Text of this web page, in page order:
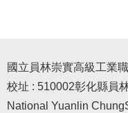
國立員林崇實高級工業
校址 : 510002彰化縣員
National Yuanlin